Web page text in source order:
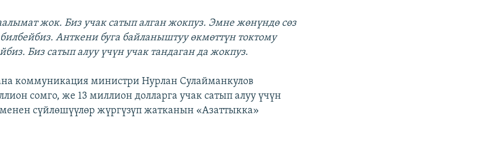
жок. Биз учак сатып алган жокпуз. Эмне жөнүндө сөз
Анткени буга байланыштуу өкмөттүн токтому
Биз сатып алуу үчүн учак тандаган да жокпуз.
коммуникация министри Нурлан Сулайманкулов
сомго, же 13 миллион долларга учак сатып алуу үчүн
сүйлөшүүлөр жүргүзүп жатканын «Азаттыкка»